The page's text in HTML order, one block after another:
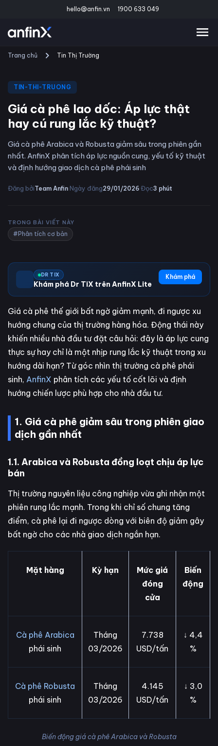
hello@anfin.vn 1900 633 049
Trang chủ Tin Thị Trường
TIN-THI-TRUONG
Giá cà phê lao dốc: Áp lực thật
hay cú rung lắc kỹ thuật?
Giá cà phê Arabica và Robusta giảm sâu trong phiên gần
nhất. AnfinX phân tích áp lực nguồn cung, yếu tố kỹ thuật
và định hướng giao dịch cà phê phái sinh
Đăng bởiTeam Anfin·Ngày đăng29/01/2026·Đọc3 phút
TRONG BÀI VIẾT NÀY
#Phân tích cơ bản
DR TIX
Khám phá Dr TiX trên AnfinX Lite
Khám phá
Giá cà phê thế giới bất ngờ giảm mạnh, đi ngược xu
hướng chung của thị trường hàng hóa. Động thái này
khiến nhiều nhà đầu tư đặt câu hỏi: đây là áp lực cung
thực sự hay chỉ là một nhịp rung lắc kỹ thuật trong xu
hướng dài hạn? Từ góc nhìn thị trường cà phê phái
sinh, AnfinX phân tích các yếu tố cốt lõi và định
hướng chiến lược phù hợp cho nhà đầu tư.
1. Giá cà phê giảm sâu trong phiên giao
dịch gần nhất
1.1. Arabica và Robusta đồng loạt chịu áp lực
bán
Thị trường nguyên liệu công nghiệp vừa ghi nhận một
phiên rung lắc mạnh. Trong khi chỉ số chung tăng
điểm, cà phê lại đi ngược dòng với biên độ giảm gây
bất ngờ cho các nhà giao dịch ngắn hạn.
Mặt hàng Kỳ hạn
Mức giá
đóng
cửa
Biến
động
Cà phê Arabica
phái sinh
Tháng
03/2026
7.738
USD/tấn
↓ 4,4
%
Cà phê Robusta
phái sinh
Tháng
03/2026
4.145
USD/tấn
↓ 3,0
%
Biến động giá cà phê Arabica và Robusta